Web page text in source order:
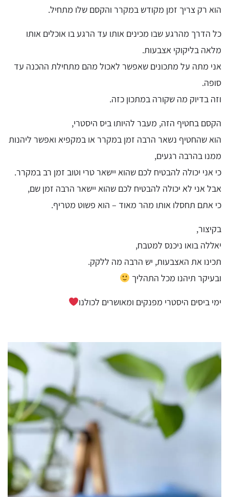
הוא רק צריך זמן מקודש במקרר והקסם שלו מתחיל.
כל הדרך מהרגע שבו מכינים אותו עד הרגע בו אוכלים אותו
מלאה בליקוקי אצבעות.
אני מתה על מתכונים שאפשר לאכול מהם מתחילת ההכנה עד
סופה.
וזה בדיוק מה שקורה במתכון כזה.
הקסם בחטיף הזה, מעבר להיותו ביס היסטרי,
הוא שהחטיף נשאר הרבה זמן במקרר או במקפיא ואפשר ליהנות
ממנו בהרבה רגעים,
כי אני יכולה להבטיח לכם שהוא יישאר טרי וטוב זמן רב במקרר.
אבל אני לא יכולה להבטיח לכם שהוא יישאר הרבה זמן שם,
כי אתם תחסלו אותו מהר מאוד – הוא פשוט מטריף.
בקיצור,
יאללה בואו ניכנס למטבח,
תכינו את האצבעות, יש הרבה מה ללקק.
ובעיקר תיהנו מכל התהליך
ימי ביסים היסטרי מפנקים ומאושרים לכולנו